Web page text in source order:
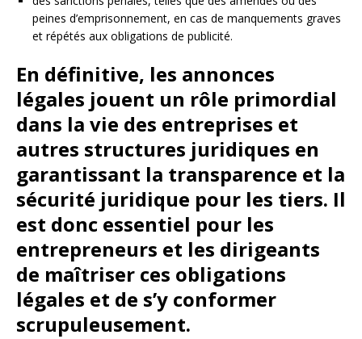
peines d’emprisonnement, en cas de manquements graves
et répétés aux obligations de publicité.
En définitive, les annonces
légales jouent un rôle primordial
dans la vie des entreprises et
autres structures juridiques en
garantissant la transparence et la
sécurité juridique pour les tiers. Il
est donc essentiel pour les
entrepreneurs et les dirigeants
de maîtriser ces obligations
légales et de s’y conformer
scrupuleusement.